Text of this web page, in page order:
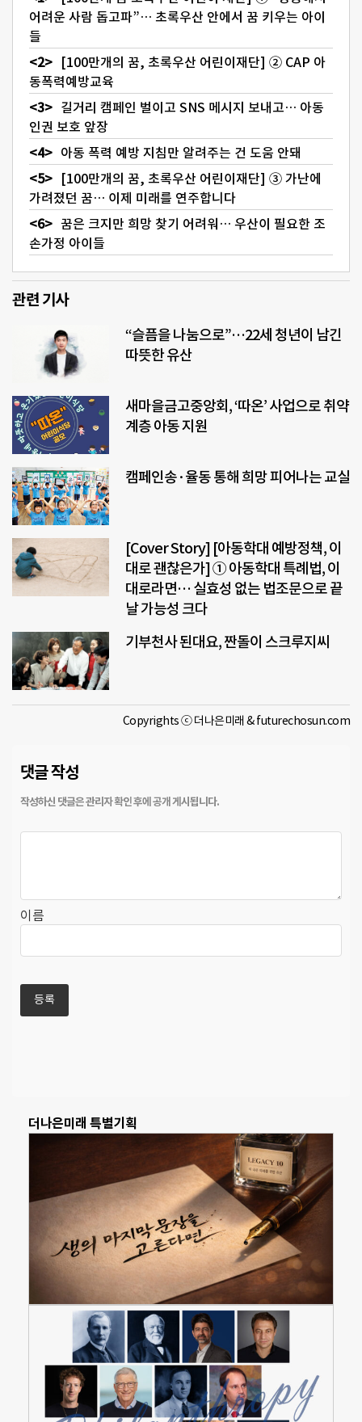
어려운 사람 돕고파”… 초록우산 안에서 꿈 키우는 아이
들
[100만개의 꿈, 초록우산 어린이재단] ② CAP 아
동폭력예방교육
길거리 캠페인 벌이고 SNS 메시지 보내고… 아동
인권 보호 앞장
아동 폭력 예방 지침만 알려주는 건 도움 안돼
[100만개의 꿈, 초록우산 어린이재단] ③ 가난에
가려졌던 꿈… 이제 미래를 연주합니다
꿈은 크지만 희망 찾기 어려워… 우산이 필요한 조
손가정 아이들
관련 기사
“슬픔을 나눔으로”…22세 청년이 남긴
따뜻한 유산
새마을금고중앙회, ‘따온’ 사업으로 취약
계층 아동 지원
캠페인송·율동 통해 희망 피어나는 교실
[Cover Story] [아동학대 예방정책, 이
대로 괜찮은가] ① 아동학대 특례법, 이
대로라면… 실효성 없는 법조문으로 끝
날 가능성 크다
기부천사 된대요, 짠돌이 스크루지씨
Copyrights ⓒ 더나은미래 & futurechosun.com
댓글 작성
이름
더나은미래 특별기획